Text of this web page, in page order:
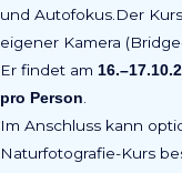
und Autofokus.Der
eigener Kamera
Er findet am
pro Person.
Im Anschluss kann
Naturfotografie-Kurs